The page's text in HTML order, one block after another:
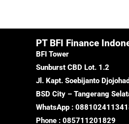
PT BFI Finance
BFI Tower
Sunburst CBD Lot. 1.2
Jl. Kapt. Soebijanto
BSD City – Tangerang
WhatsApp :
Phone : 085711201829